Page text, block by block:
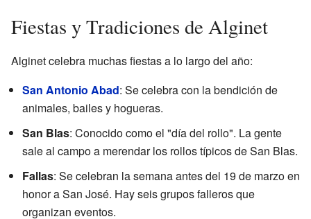
Fiestas y Tradiciones de Alginet
Alginet celebra muchas fiestas a lo largo del año:
San Antonio Abad: Se celebra con la bendición de
animales, bailes y hogueras.
San Blas: Conocido como el "día del rollo". La gente
sale al campo a merendar los rollos típicos de San Blas.
Fallas: Se celebran la semana antes del 19 de marzo en
honor a San José. Hay seis grupos falleros que
organizan eventos.